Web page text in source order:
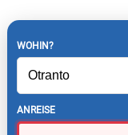
WOHIN?
ANREISE